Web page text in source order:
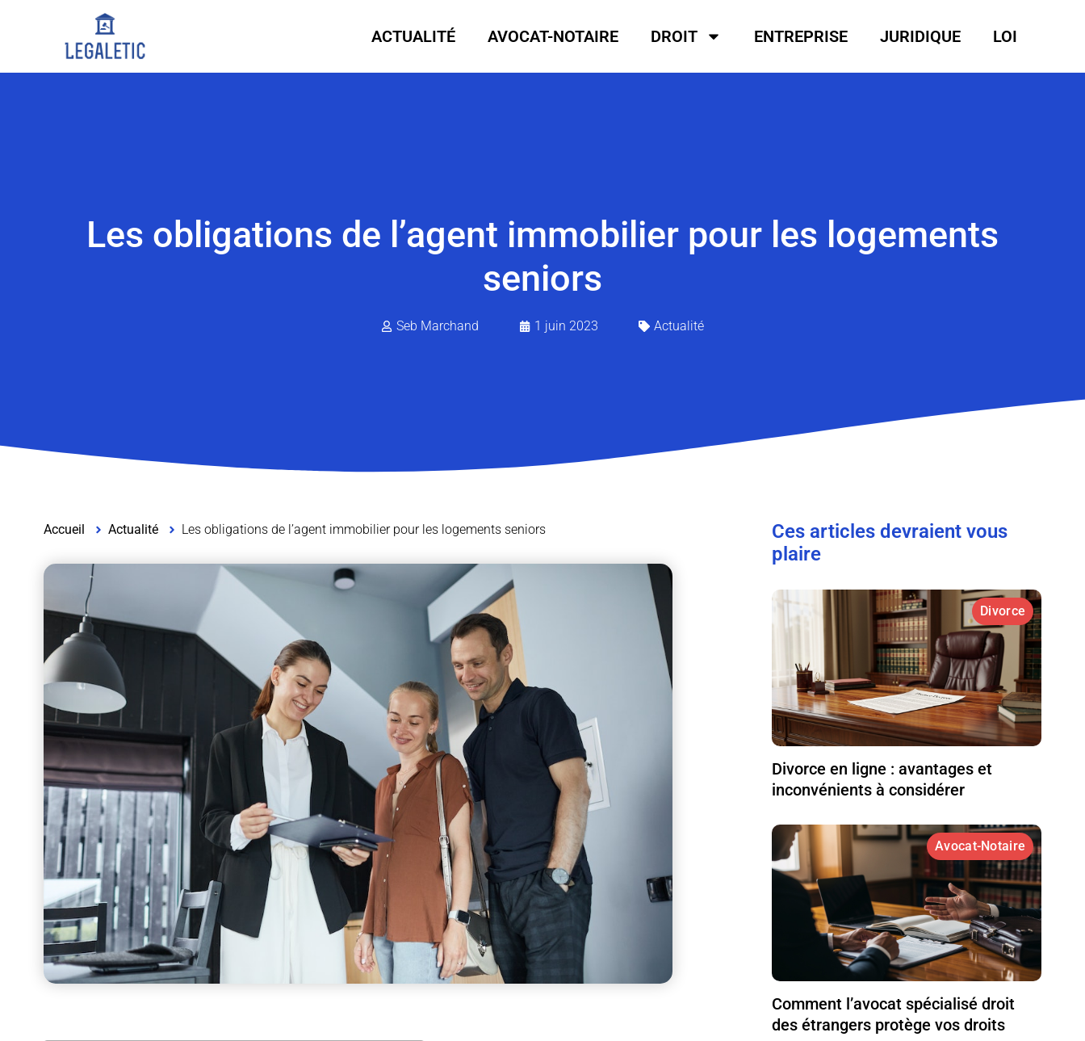
ACTUALITÉ AVOCAT-NOTAIRE DROIT ENTREPRISE JURIDIQUE LOI
Les obligations de l’agent immobilier pour les logements
seniors
Seb Marchand 1 juin 2023 Actualité
Accueil Actualité Les obligations de l’agent immobilier pour les logements seniors
Ces articles devraient vous
plaire
Divorce
Divorce en ligne : avantages et
inconvénients à considérer
Avocat-Notaire
Comment l’avocat spécialisé droit
des étrangers protège vos droits